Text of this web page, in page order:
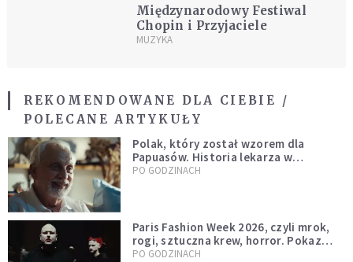
Międzynarodowy Festiwal
Chopin i Przyjaciele
MUZYKA
REKOMENDOWANE DLA CIEBIE /
POLECANE ARTYKUŁY
Polak, który został wzorem dla
Papuasów. Historia lekarza w
sutannie, który uleczył dżunglę
PO GODZINACH
Paris Fashion Week 2026, czyli mrok,
rogi, sztuczna krew, horror. Pokaz
mody czy fascynacja diabłem?
PO GODZINACH